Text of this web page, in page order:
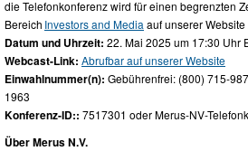
die Telefonkonferenz wird für einen begrenzten
Bereich Investors and Media auf unserer
Datum und Uhrzeit: 22. Mai 2025 um 17:30 Uhr
Webcast-Link: Abrufbar auf unserer Website
Einwahlnummer(n): Gebührenfrei: (800) 715-
1963
Konferenz-ID:: 7517301 oder Merus-NV-
Über Merus N.V.